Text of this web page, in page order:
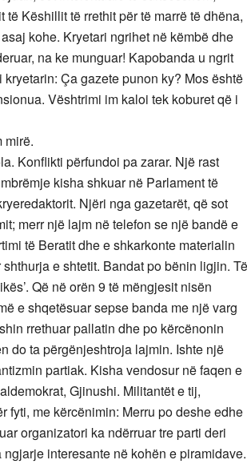
Këshillit të rrethit për të marrë të dhëna,
kohe. Kryetari ngrihet në këmbë dhe
na ke munguar! Kapobanda u ngrit
Ça gazete punon ky? Mos është
Vështrimi im kaloi tek koburet që i
mirë.
Konflikti përfundoi pa zarar. Një rast
kisha shkuar në Parlament të
Njëri nga gazetarët, që sot
merr një lajm në telefon se një bandë e
të Beratit dhe e shkarkonte materialin
e shtetit. Bandat po bënin ligjin. Të
Që në orën 9 të mëngjesit nisën
e shqetësuar sepse banda me një varg
rrethuar pallatin dhe po kërcënonin
do ta përgënjeshtroja lajmin. Ishte një
partiak. Kisha vendosur në faqen e
Gjinushi. Militantët e tij,
fyti, me kërcënimin: Merru po deshe edhe
organizatori ka ndërruar tre parti deri
interesante në kohën e piramidave.